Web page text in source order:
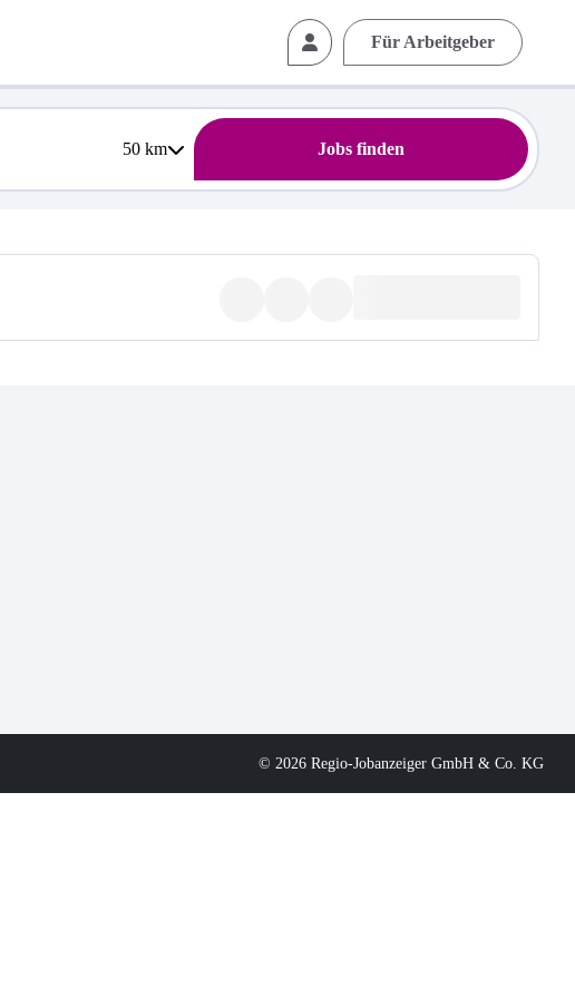
Für Arbeitgeber
50km Jobs finden
© 2026 Regio-Jobanzeiger GmbH & Co. KG